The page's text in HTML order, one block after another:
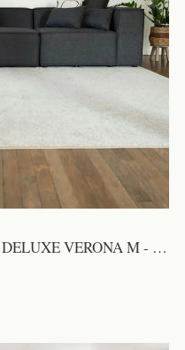
Canapé modulable HOME DELUXE VERONA M - 327 x 120 cm anthracite